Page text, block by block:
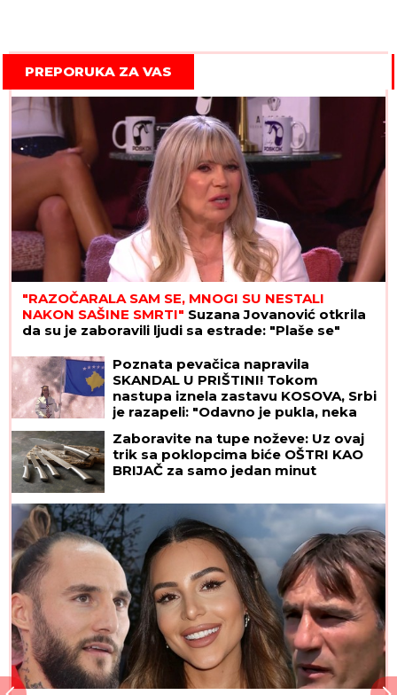
PREPORUKA ZA VAS
"RAZOČARALA SAM SE, MNOGI SU NESTALI
NAKON SAŠINE SMRTI" Suzana Jovanović otkrila
da su je zaboravili ljudi sa estrade: "Plaše se"
Poznata pevačica napravila
SKANDAL U PRIŠTINI! Tokom
nastupa iznela zastavu KOSOVA, Srbi
je razapeli: "Odavno je pukla, neka
teritoriji koju posećuje"
Zaboravite na tupe noževe: Uz ovaj
trik sa poklopcima biće OŠTRI KAO
BRIJAČ za samo jedan minut